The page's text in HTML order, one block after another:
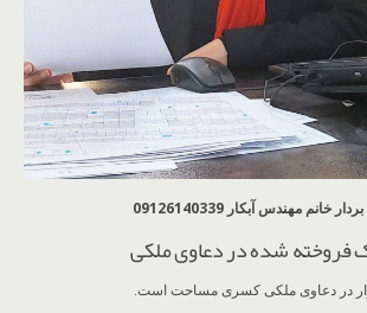
خانم مهندس آبکار 09126140339
شده در دعاوی ملکی
در دعاوی ملکی کسری مساحت است.